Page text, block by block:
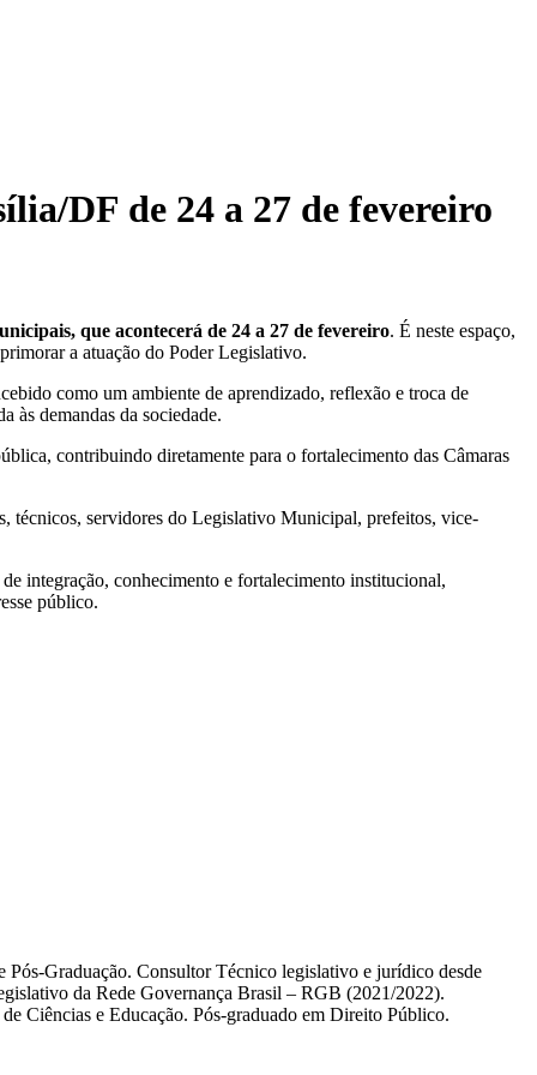
DF de 24 a 27 de fevereiro
que acontecerá de 24 a 27 de fevereiro. É neste espaço,
a atuação do Poder Legislativo.
como um ambiente de aprendizado, reflexão e troca de
às demandas da sociedade.
contribuindo diretamente para o fortalecimento das Câmaras
técnicos, servidores do Legislativo Municipal, prefeitos, vice-
integração, conhecimento e fortalecimento institucional,
público.
Pós-Graduação. Consultor Técnico legislativo e jurídico desde
da Rede Governança Brasil – RGB (2021/2022).
Ciências e Educação. Pós-graduado em Direito Público.